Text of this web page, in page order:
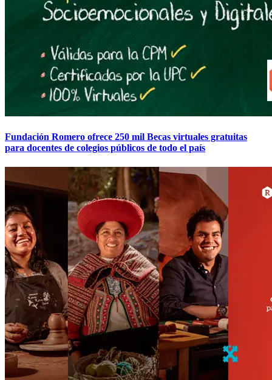
Fundación Romero ofrece 250 mil Becas virtuales gratuitas
para docentes de colegios públicos de todo el país